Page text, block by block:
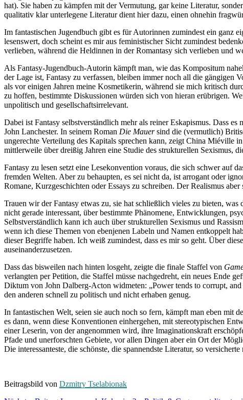
hat). Sie haben zu kämpfen mit der Vermutung, gar keine Literatur,
qualitativ klar unterlegene Literatur dient hier dazu, einen ohnehin
Im fantastischen Jugendbuch gibt es für Autorinnen zumindest ein ganz
lesenswert, doch scheint es mir aus feministischer Sicht zumindest
verlieben, während die Heldinnen in der Romantasy sich verlieben und
Als Fantasy-Jugendbuch-Autorin kämpft man, wie das Kompositum
der Lage ist, Fantasy zu verfassen, bleiben immer noch all die gängigen
als vor einigen Jahren meine Kosmetikerin, während sie mich kritisch
zu hoffen, bestimmte Diskussionen würden sich von hieran erübrigen.
unpolitisch und gesellschaftsirrelevant.
Dabei ist Fantasy selbstverständlich mehr als reiner Eskapismus. Dass
John Lanchester. In seinem Roman Die Mauersind die (vermutlich)
ungerechte Verteilung des Kapitals sprechen kann, zeigt China Miéville
mittlerweile über dreißig Jahren eine Studie des strukturellen Sexismus,
Fantasy zu lesen setzt eine Lesekonvention voraus, die sich schwer auf
fremden Welten. Aber zu behaupten, es sei nicht da, ist arrogant oder
Romane, Kurzgeschichten oder Essays zu schreiben. Der Realismus
Trauen wir der Fantasy etwas zu, sie hat schließlich vieles zu bieten,
nicht gerade interessant, über bestimmte Phänomene, Entwicklungen,
Selbstverständlich kann ich auch über strukturellen Sexismus und
wenn ich diese Themen von ebenjenen Labeln und Namen entkoppelt
dieser Begriffe haben. Ich weiß zumindest, dass es mir so geht. Über
auseinanderzusetzen.
Dass das bisweilen nach hinten losgeht, zeigte die finale Staffel von
verlangten per Petition, die Staffel müsse nachgedreht, ein neues Ende
Diktum von John Dalberg-Acton widmeten: „Power tends to corrupt,
den anderen schnell zu politisch und nicht erhaben genug.
In fantastischen Welt, seien sie auch noch so fern, kämpft man eben mit
es dann, wenn diese Konventionen einhergehen, mit stereotypischen
einer Leserin, von der angenommen wird, ihre Imaginationskraft
Pfade und unerforschten Gebiete, vor allen Dingen aber ein Ort der
Die interessanteste, die schönste, die spannendste Literatur, so
Beitragsbild von Dzmitry Tselabionak